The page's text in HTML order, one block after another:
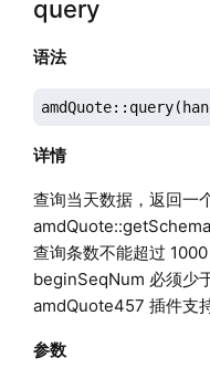
query
语法
详情
查询当天数据，返回一
查询条数不能超过
beginSeqNum 必须少
amdQuote457 插件支
参数